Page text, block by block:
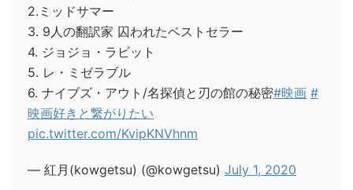
2.ミッドサマー
3. 9人の翻訳家 囚われたベストセラー
4. ジョジョ・ラビット
5. レ・ミゼラブル
6. ナイブズ・アウト/名探偵と刃の館の秘密#映画 #
映画好きと繋がりたい
pic.twitter.com/KvipKNVhnm
— 紅月(kowgetsu) (@kowgetsu) July 1, 2020